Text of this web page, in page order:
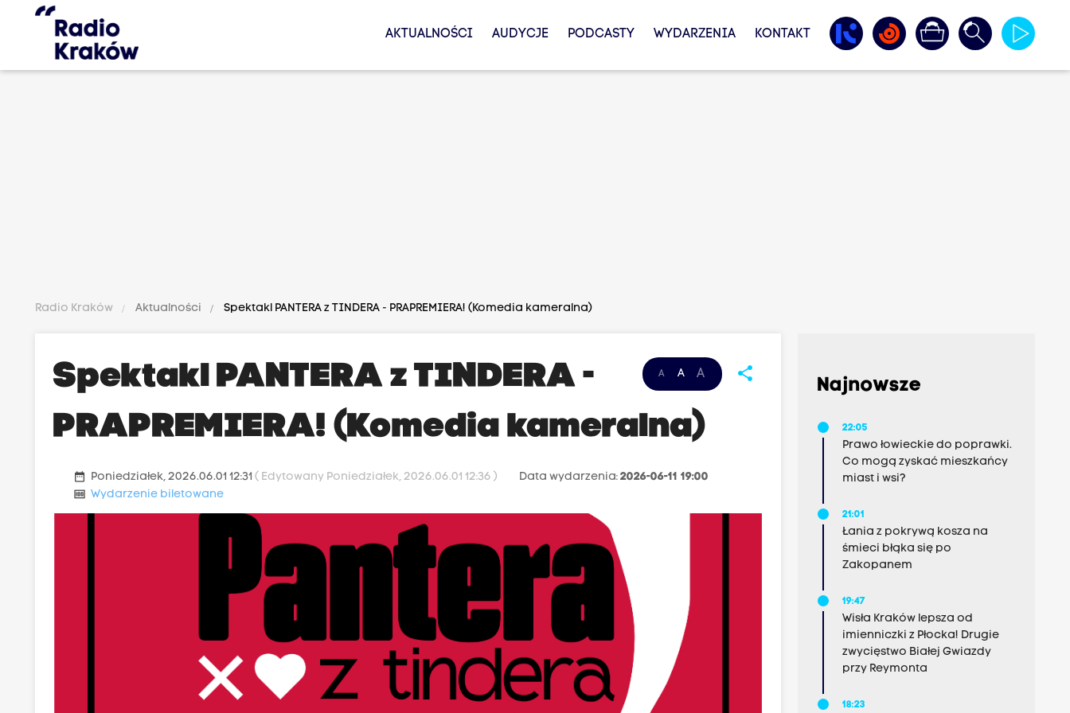
AKTUALNOŚCI AUDYCJE PODCASTY WYDARZENIA KONTAKT
Radio Kraków Aktualności Spektakl PANTERA z TINDERA - PRAPREMIERA! (Komedia kameralna)
A A A share
Spektakl PANTERA z TINDERA -
PRAPREMIERA! (Komedia kameralna)
date_range Poniedziałek, 2026.06.01 12:31( Edytowany Poniedziałek, 2026.06.01 12:36 ) Data wydarzenia:2026-06-11 19:00
money Wydarzenie biletowane
Najnowsze
22:05
Prawo łowieckie do poprawki.
Co mogą zyskać mieszkańcy
miast i wsi?
21:01
Łania z pokrywą kosza na
śmieci błąka się po
Zakopanem
19:47
Wisła Kraków lepsza od
imienniczki z Płocka! Drugie
zwycięstwo Białej Gwiazdy
przy Reymonta
18:23